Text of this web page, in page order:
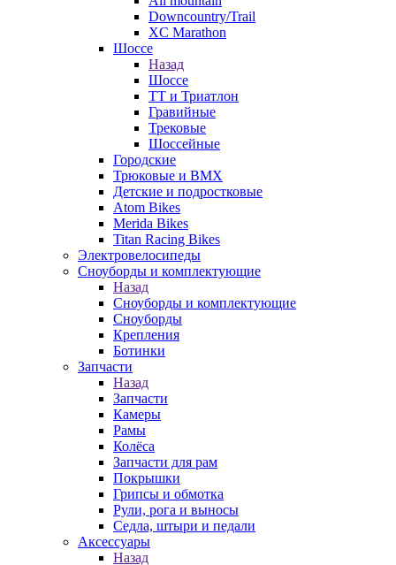
Downcountry/Trail
XC Marathon
Шоссе
Назад
Шоссе
ТТ и Триатлон
Гравийные
Трековые
Шоссейные
Городские
Трюковые и BMX
Детские и подростковые
Atom Bikes
Merida Bikes
Titan Racing Bikes
Электровелосипеды
Cноуборды и комплектующие
Назад
Cноуборды и комплектующие
Сноуборды
Крепления
Ботинки
Запчасти
Назад
Запчасти
Камеры
Рамы
Колёса
Запчасти для рам
Покрышки
Грипсы и обмотка
Рули, рога и выносы
Седла, штыри и педали
Аксессуары
Назад